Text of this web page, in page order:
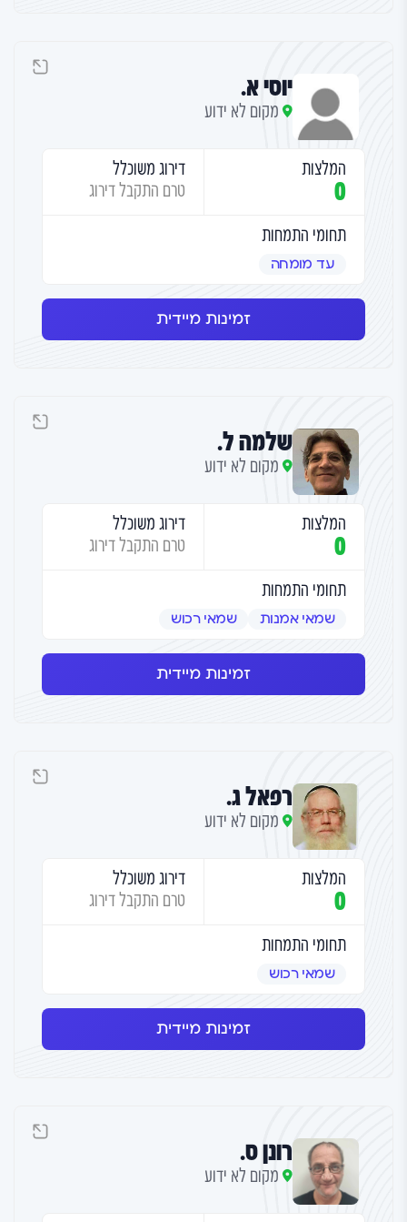
יוסי א.
מקום לא ידוע
המלצות
0
דירוג משוכלל
טרם התקבל דירוג
תחומי התמחות
עד מומחה
זמינות מיידית
שלמה ל.
מקום לא ידוע
המלצות
0
דירוג משוכלל
טרם התקבל דירוג
תחומי התמחות
שמאי אמנות שמאי רכוש
זמינות מיידית
רפאל ג.
מקום לא ידוע
המלצות
0
דירוג משוכלל
טרם התקבל דירוג
תחומי התמחות
שמאי רכוש
זמינות מיידית
רונן ס.
מקום לא ידוע